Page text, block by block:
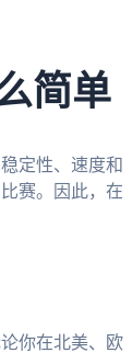
简单
定性、速度和
赛。因此，在
你在北美、欧